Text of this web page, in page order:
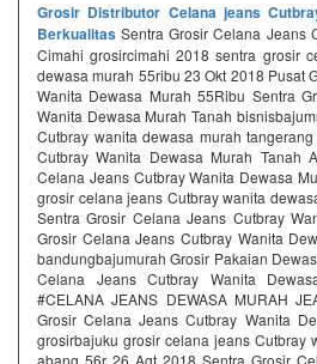
Grosir Distributor Celana jeans
Berkualitas Sentra Grosir Celana Jeans
Cimahi grosircimahi 2018 sentra grosir
dewasa murah 55ribu 23 Okt 2018 Pusat
Wanita Dewasa Murah 55Ribu Sentra
Wanita Dewasa Murah Tanah
Cutbray wanita dewasa murah
Cutbray Wanita Dewasa Murah Tanah
Celana Jeans Cutbray Wanita Dewasa
grosir celana jeans Cutbray wanita
Sentra Grosir Celana Jeans Cutbray
Grosir Celana Jeans Cutbray Wanita
bandungbajumurah Grosir Pakaian
Celana Jeans Cutbray Wanita
#CELANA JEANS DEWASA MURAH
Grosir Celana Jeans Cutbray Wanita
grosirbajuku grosir celana jeans Cutbray
abang 56r 26 Agt 2018 Sentra Grosir